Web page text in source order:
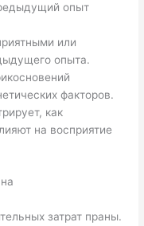
опыт
или
опыта.
факторов.
как
на восприятие
затрат праны.